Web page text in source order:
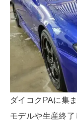
ダイコクPAに集
モデルや生産終